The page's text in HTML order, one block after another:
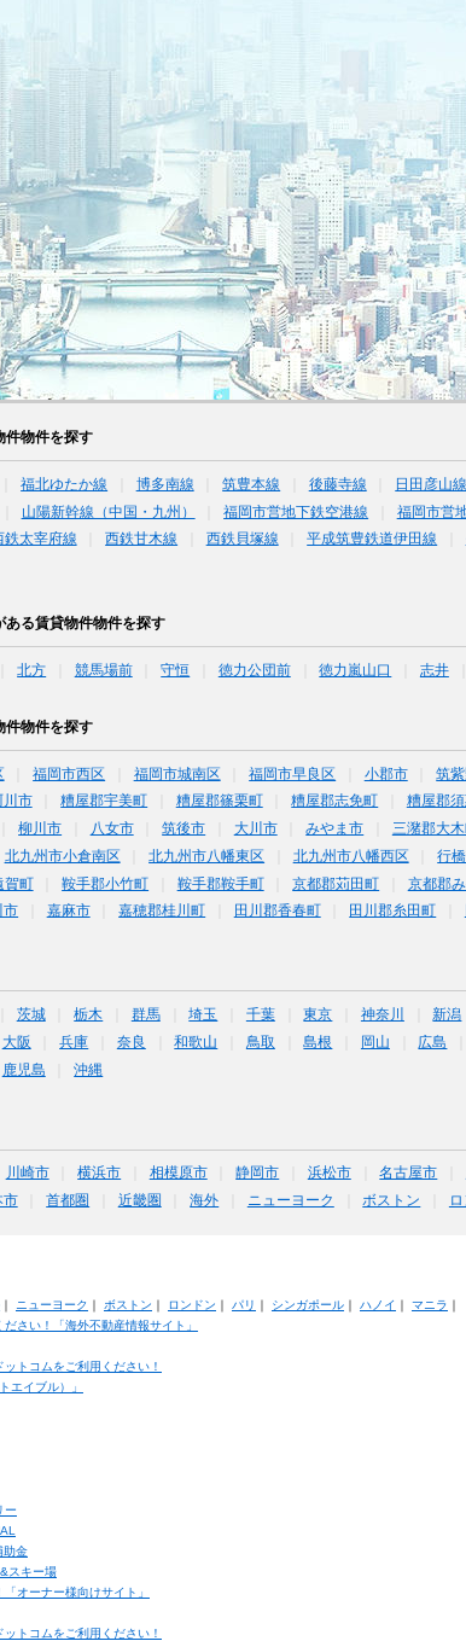
件物件を探す
福北ゆたか線 博多南線 筑豊本線 後藤寺線 日田彦山線
山陽新幹線（中国・九州） 福岡市営地下鉄空港線 福岡市営
鉄太宰府線 西鉄甘木線 西鉄貝塚線 平成筑豊鉄道伊田線
ある賃貸物件物件を探す
北方 競馬場前 守恒 徳力公団前 徳力嵐山口 志井
件物件を探す
福岡市西区 福岡市城南区 福岡市早良区 小郡市 筑
川市 糟屋郡宇美町 糟屋郡篠栗町 糟屋郡志免町 糟屋郡須
柳川市 八女市 筑後市 大川市 みやま市 三潴郡大
北九州市小倉南区 北九州市八幡東区 北九州市八幡西区 行
賀町 鞍手郡小竹町 鞍手郡鞍手町 京都郡苅田町 京都郡
市 嘉麻市 嘉穂郡桂川町 田川郡香春町 田川郡糸田町
茨城 栃木 群馬 埼玉 千葉 東京 神奈川 新潟
大阪 兵庫 奈良 和歌山 鳥取 島根 岡山 広島
鹿児島 沖縄
川崎市 横浜市 相模原市 静岡市 浜松市 名古屋市
市 首都圏 近畿圏 海外 ニューヨーク ボストン
｜ ニューヨーク ｜ ボストン ｜ ロンドン ｜ パリ ｜ シンガポール｜ ハノイ ｜ マニラ ｜
さい！「海外不動産情報サイト」
トコムをご利用ください！
エイブル）」
ー
助金
スキー場
オーナー様向けサイト」
トコムをご利用ください！